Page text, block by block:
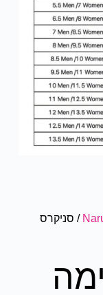
/ סניקרס